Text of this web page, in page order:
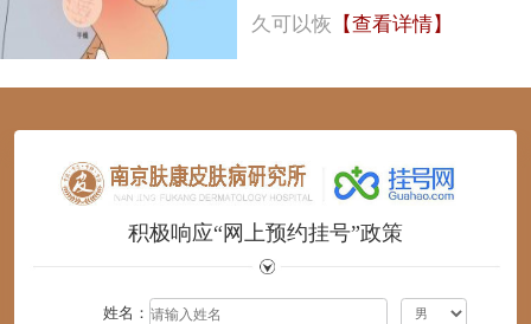
久可以恢 【查看详情】
123456
积极响应“网上预约挂号”政策
姓名：